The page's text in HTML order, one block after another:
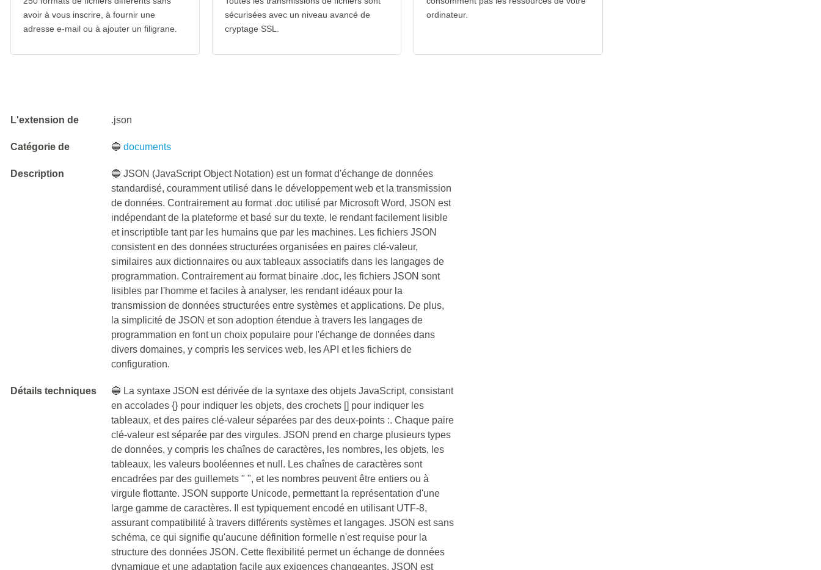
avoir à vous inscrire, à fournir une
adresse e-mail ou à ajouter un filigrane.
sécurisées avec un niveau avancé de
cryptage SSL.
ordinateur.
L'extension de .json
Catégorie de 🔵documents
Description
🔵 JSON (JavaScript Object Notation) est un format d'échange de données
standardisé, couramment utilisé dans le développement web et la transmission
de données. Contrairement au format .doc utilisé par Microsoft Word, JSON est
indépendant de la plateforme et basé sur du texte, le rendant facilement lisible
et inscriptible tant par les humains que par les machines. Les fichiers JSON
consistent en des données structurées organisées en paires clé-valeur,
similaires aux dictionnaires ou aux tableaux associatifs dans les langages de
programmation. Contrairement au format binaire .doc, les fichiers JSON sont
lisibles par l'homme et faciles à analyser, les rendant idéaux pour la
transmission de données structurées entre systèmes et applications. De plus,
la simplicité de JSON et son adoption étendue à travers les langages de
programmation en font un choix populaire pour l'échange de données dans
divers domaines, y compris les services web, les API et les fichiers de
configuration.
Détails techniques
🔵 La syntaxe JSON est dérivée de la syntaxe des objets JavaScript, consistant
en accolades {} pour indiquer les objets, des crochets [] pour indiquer les
tableaux, et des paires clé-valeur séparées par des deux-points :. Chaque paire
clé-valeur est séparée par des virgules. JSON prend en charge plusieurs types
de données, y compris les chaînes de caractères, les nombres, les objets, les
tableaux, les valeurs booléennes et null. Les chaînes de caractères sont
encadrées par des guillemets " ", et les nombres peuvent être entiers ou à
virgule flottante. JSON supporte Unicode, permettant la représentation d'une
large gamme de caractères. Il est typiquement encodé en utilisant UTF-8,
assurant compatibilité à travers différents systèmes et langages. JSON est sans
schéma, ce qui signifie qu'aucune définition formelle n'est requise pour la
structure des données JSON. Cette flexibilité permet un échange de données
dynamique et une adaptation facile aux exigences changeantes. JSON est